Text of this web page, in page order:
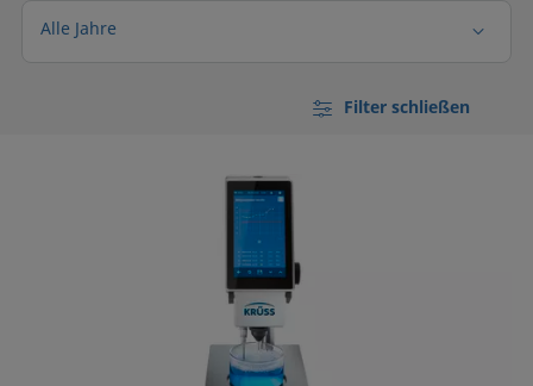
Filter schließen
Alle Jahre